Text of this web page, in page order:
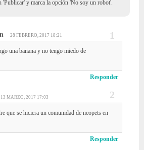
'Publicar' y marca la opción 'No soy un robot'.
28 FEBRERO, 2017 18:21
una banana y no tengo miedo de
Responder
13 MARZO, 2017 17:03
que se hiciera un comunidad de neopets en
Responder